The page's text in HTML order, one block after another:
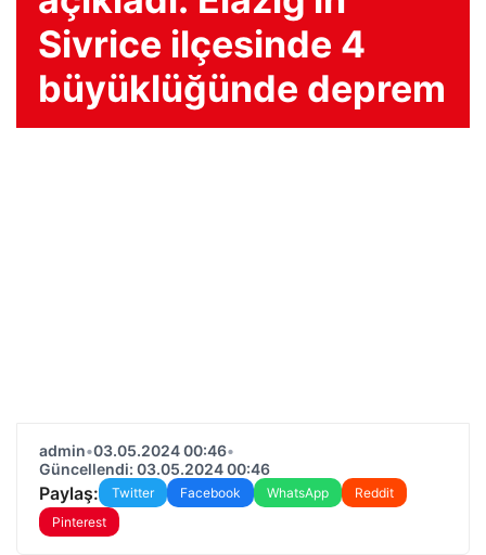
Sivrice ilçesinde 4
büyüklüğünde deprem
admin•03.05.2024 00:46•
Güncellendi: 03.05.2024 00:46
Paylaş: Twitter Facebook WhatsApp
Reddit
Pinterest